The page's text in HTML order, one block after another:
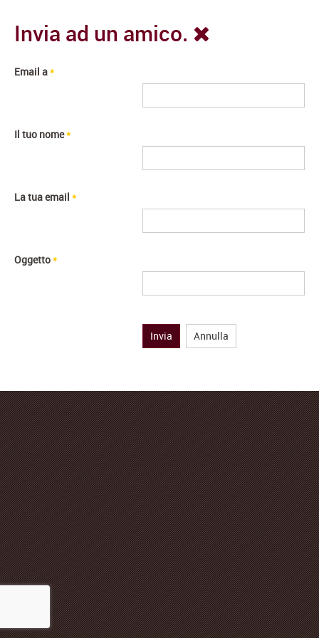
Invia ad un amico.
Email a*
Il tuo nome*
La tua email *
Oggetto*
Invia Annulla